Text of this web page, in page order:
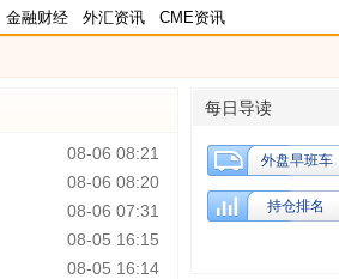
金融财经 外汇资讯 CME资讯
每日导读
外盘早班车
持仓排名
08-06 08:21
08-06 08:20
08-06 07:31
08-05 16:15
08-05 16:14